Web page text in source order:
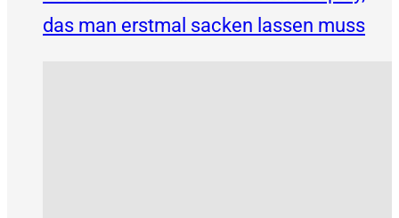
das man erstmal sacken lassen muss